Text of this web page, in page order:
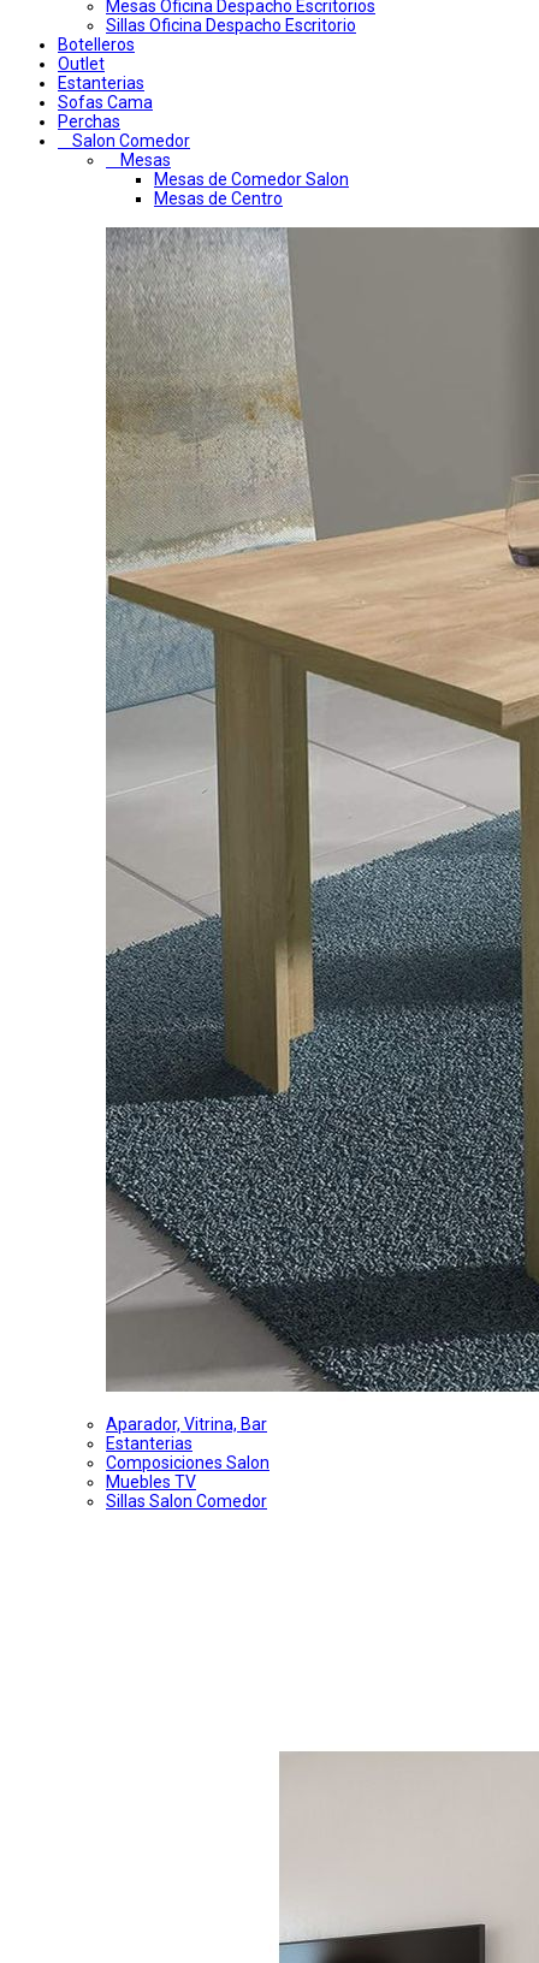
Mesas Oficina Despacho Escritorios
Sillas Oficina Despacho Escritorio
Botelleros
Outlet
Estanterias
Sofas Cama
Perchas
Salon Comedor
Mesas
Mesas de Comedor Salon
Mesas de Centro
Aparador, Vitrina, Bar
Estanterias
Composiciones Salon
Muebles TV
Sillas Salon Comedor